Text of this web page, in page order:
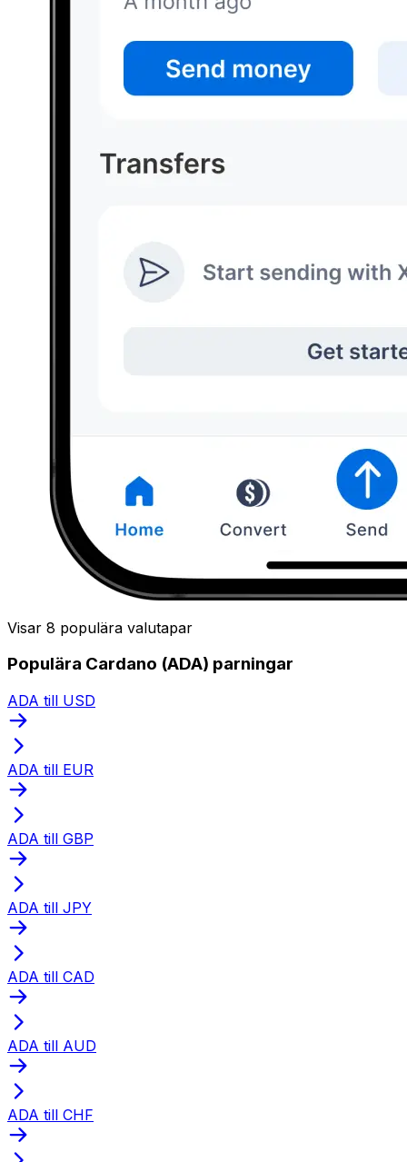
Visar 8 populära valutapar
Populära Cardano (ADA) parningar
ADA till USD
ADA till EUR
ADA till GBP
ADA till JPY
ADA till CAD
ADA till AUD
ADA till CHF